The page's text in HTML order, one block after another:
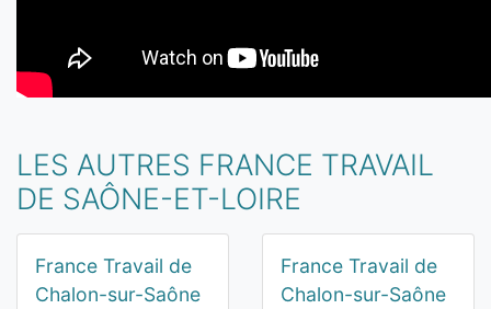
LES AUTRES FRANCE TRAVAIL
DE SAÔNE-ET-LOIRE
France Travail de
Chalon-sur-Saône
France Travail de
Chalon-sur-Saône